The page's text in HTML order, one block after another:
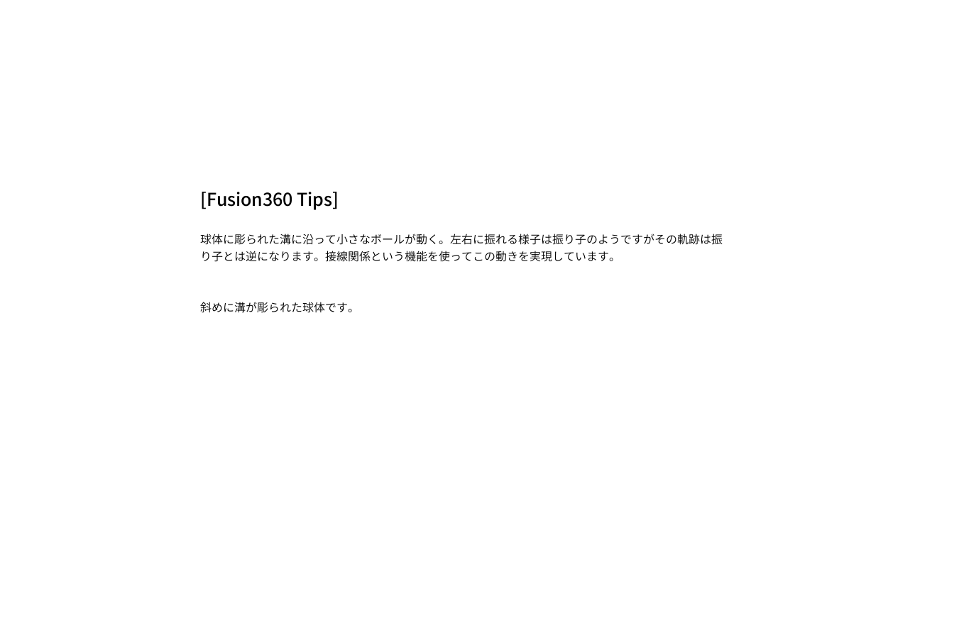
[Fusion360 Tips]
球体に彫られた溝に沿って小さなボールが動く。左右に振れる様子は振り子のようですがその軌跡は振
り子とは逆になります。接線関係という機能を使ってこの動きを実現しています。
斜めに溝が彫られた球体です。